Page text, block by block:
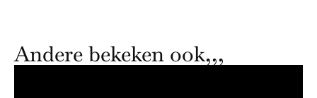
Andere bekeken ook,,,